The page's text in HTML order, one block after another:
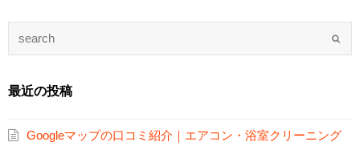
最近の投稿
Googleマップの口コミ紹介｜エアコン・浴室クリーニング